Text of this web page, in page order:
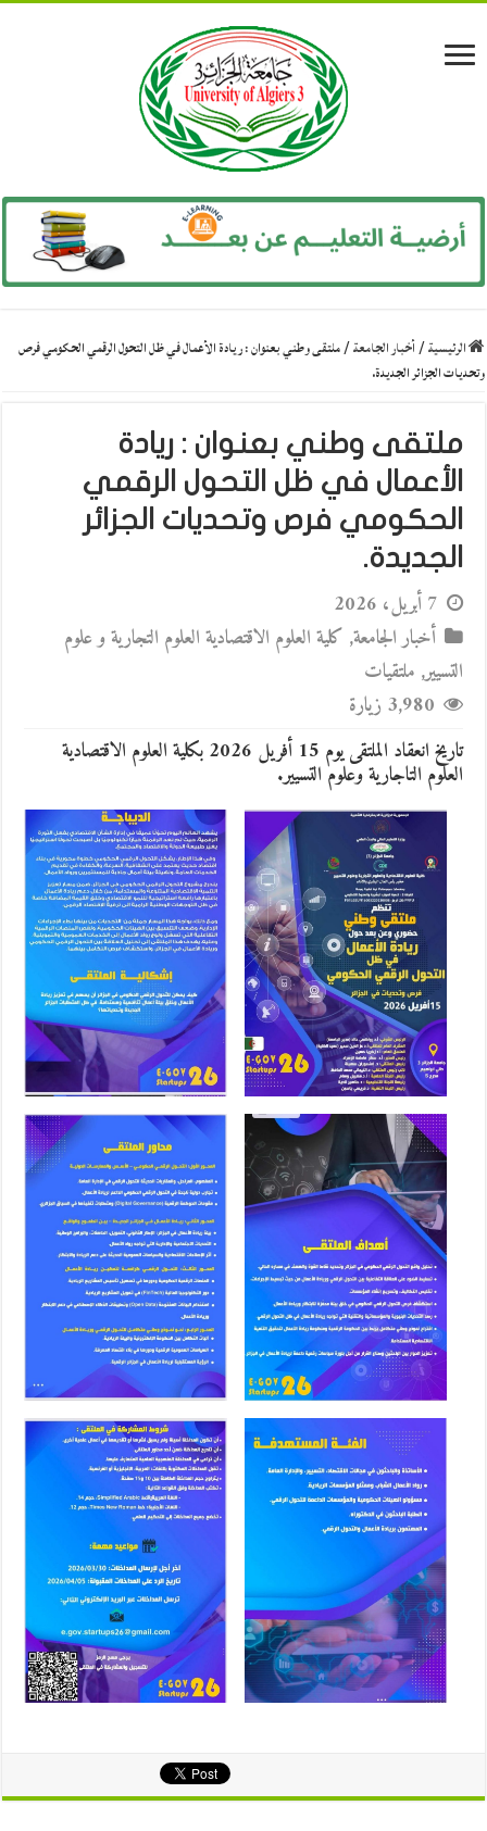
الرئيسية/أخبار الجامعة/ملتقى وطني بعنوان : ريادة الأعمال في ظل التحول الرقمي الحكومي فرص
وتحديات الجزائر الجديدة.
ملتقى وطني بعنوان : ريادة
الأعمال في ظل التحول الرقمي
الحكومي فرص وتحديات الجزائر
الجديدة.
7 أبريل، 2026
أخبار الجامعة, كلية العلوم الاقتصادية العلوم التجارية و علوم
التسيير, ملتقيات
3,980 زيارة
تاريخ انعقاد الملتقى يوم 15 أفريل 2026 بكلية العلوم الاقتصادية
العلوم التاجارية وعلوم التسيير.